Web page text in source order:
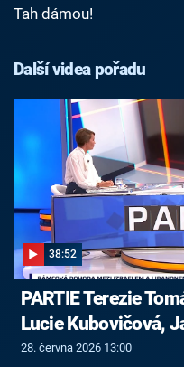
Tah dámou!
Další videa pořadu
38:52
PARTIE Terezie
Lucie Kubovičová,
28. června 2026 13:00